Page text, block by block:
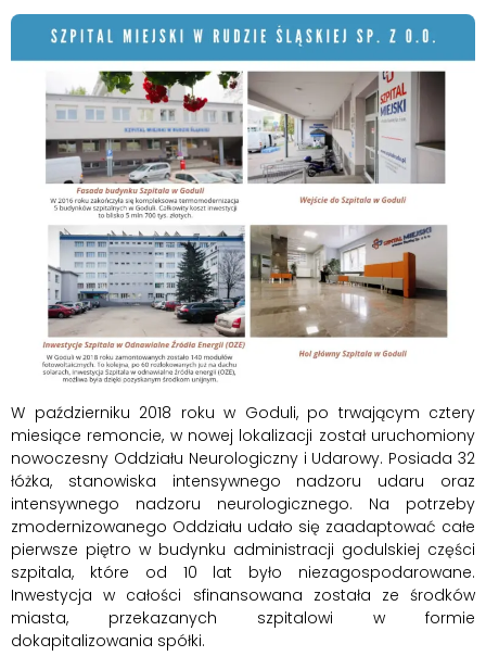
W październiku 2018 roku w Goduli, po trwającym cztery
miesiące remoncie, w nowej lokalizacji został uruchomiony
nowoczesny Oddziału Neurologiczny i Udarowy. Posiada 32
łóżka, stanowiska intensywnego nadzoru udaru oraz
intensywnego nadzoru neurologicznego. Na potrzeby
zmodernizowanego Oddziału udało się zaadaptować całe
pierwsze piętro w budynku administracji godulskiej części
szpitala, które od 10 lat było niezagospodarowane.
Inwestycja w całości sfinansowana została ze środków
miasta, przekazanych szpitalowi w formie
dokapitalizowania spółki.